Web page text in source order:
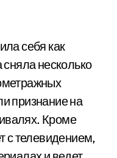
себя как
несколько
признание на
Кроме
с телевидением,